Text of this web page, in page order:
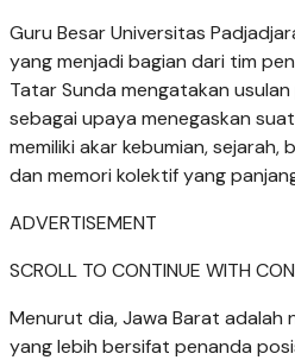
Guru Besar Universitas
yang menjadi bagian dari tim
Tatar Sunda mengatakan
sebagai upaya menegaskan
memiliki akar kebumian, sejarah,
dan memori kolektif yang
ADVERTISEMENT
SCROLL TO CONTINUE WITH
Menurut dia, Jawa Barat adalah
yang lebih bersifat penanda